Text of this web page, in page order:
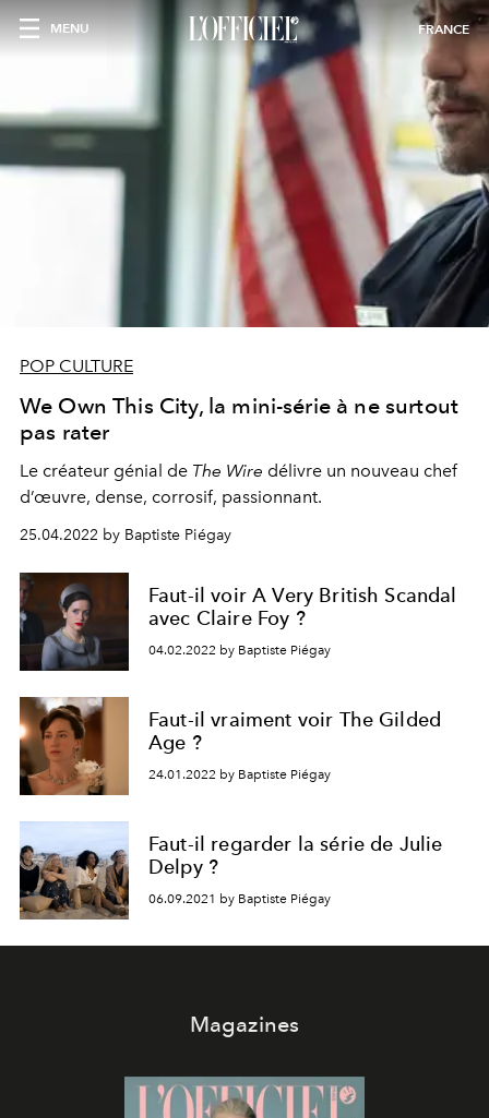
MENU FRANCE
POP CULTURE
We Own This City, la mini-série à ne surtout
pas rater
Le créateur génial de The Wire délivre un nouveau chef
d’œuvre, dense, corrosif, passionnant.
25.04.2022 by Baptiste Piégay
Faut-il voir A Very British Scandal
avec Claire Foy ?
04.02.2022 by Baptiste Piégay
Faut-il vraiment voir The Gilded
Age ?
24.01.2022 by Baptiste Piégay
Faut-il regarder la série de Julie
Delpy ?
06.09.2021 by Baptiste Piégay
Magazines